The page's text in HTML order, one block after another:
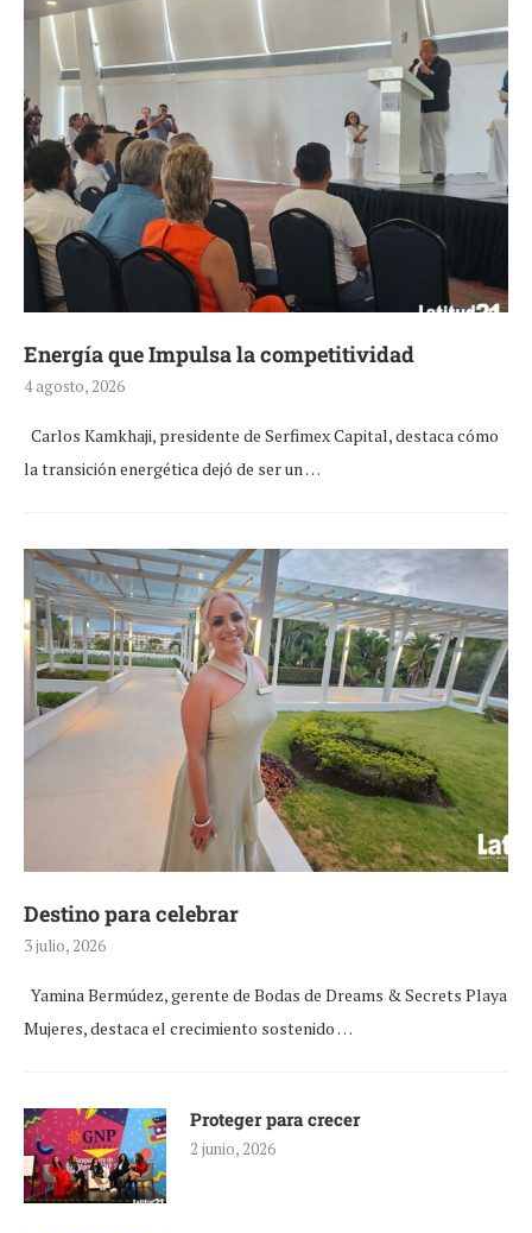
Energía que Impulsa la competitividad
4 agosto, 2026
Carlos Kamkhaji, presidente de Serfimex Capital, destaca cómo
la transición energética dejó de ser un …
Destino para celebrar
3 julio, 2026
Yamina Bermúdez, gerente de Bodas de Dreams & Secrets Playa
Mujeres, destaca el crecimiento sostenido …
Proteger para crecer
2 junio, 2026